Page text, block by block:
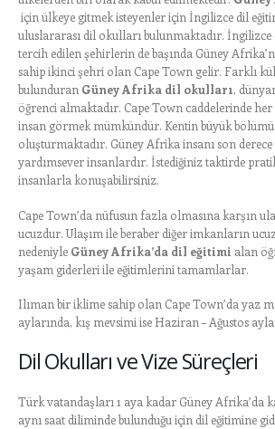
için ülkeye gitmek isteyenler için İngilizce dil
uluslararası dil okulları bulunmaktadır.
tercih edilen şehirlerin de başında Güney
sahip ikinci şehri olan Cape Town gelir. Farklı
bulunduran Güney Afrika dil okulları,
öğrenci almaktadır. Cape Town caddelerinde
insan görmek mümkündür. Kentin büyük
oluşturmaktadır. Güney Afrika insanı son derece
yardımsever insanlardır. İstediğiniz taktirde
insanlarla konuşabilirsiniz.
Cape Town’da nüfusun fazla olmasına karşın
ucuzdur. Ulaşım ile beraber diğer imkanların
nedeniyle Güney Afrika’da dil eğitimi alan
yaşam giderleri ile eğitimlerini tamamlarlar.
Ilıman bir iklime sahip olan Cape Town’da yaz
aylarında, kış mevsimi ise Haziran – Ağustos
Dil Okulları ve Vize Süreçleri
Türk vatandaşları 1 aya kadar Güney Afrika’da
aynı saat diliminde bulunduğu için dil eğitimine